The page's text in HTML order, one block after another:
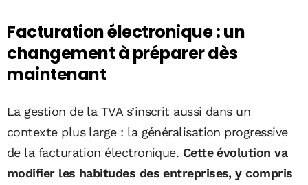
Facturation électronique : un
changement à préparer dès
maintenant
La gestion de la TVA s’inscrit aussi dans un
contexte plus large : la généralisation progressive
de la facturation électronique. Cette évolution va
modifier les habitudes des entreprises, y compris